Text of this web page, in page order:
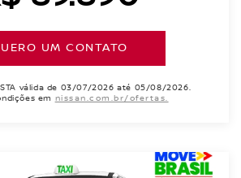
UM CONTATO
válida de 03/07/2026 até 05/08/2026.
em nissan.com.br/ofertas.